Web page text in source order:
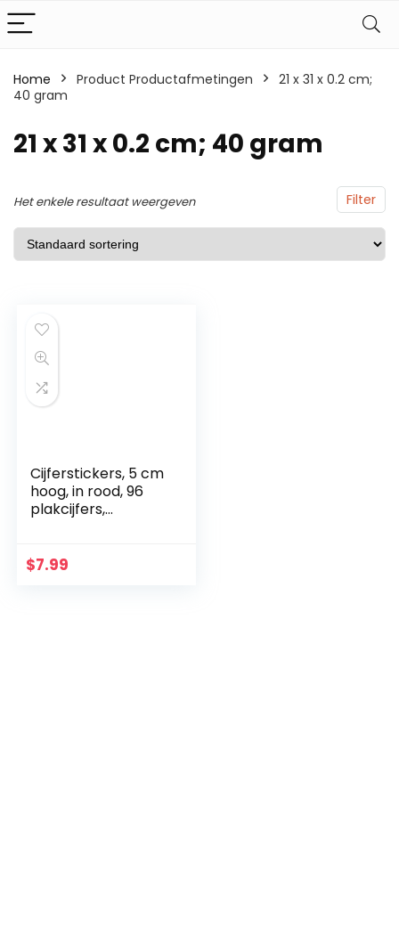
Home Product Productafmetingen
21 x 31 x 0.2 cm;
40 gram
21 x 31 x 0.2 cm; 40 gram
Filter
Het enkele resultaat weergeven
Cijferstickers, 5 cm
hoog, in rood, 96
plakcijfers,
ideaal voor buiten,
$7.99